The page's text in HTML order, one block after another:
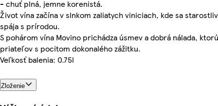
- chuť plná, jemne korenistá.
Život vína začína v slnkom zaliatych viniciach, kde sa
spája s prírodou.
S pohárom vína Movino prichádza úsmev a dobrá nálada,
priateľov s pocitom dokonalého zážitku.
Veľkosť balenia: 0.75l
Zloženie